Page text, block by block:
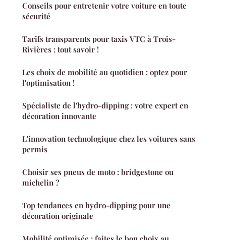
Conseils pour entretenir votre voiture en toute
sécurité
Tarifs transparents pour taxis VTC à Trois-
Rivières : tout savoir !
Les choix de mobilité au quotidien : optez pour
l'optimisation !
Spécialiste de l'hydro-dipping : votre expert en
décoration innovante
L'innovation technologique chez les voitures sans
permis
Choisir ses pneus de moto : bridgestone ou
michelin ?
Top tendances en hydro-dipping pour une
décoration originale